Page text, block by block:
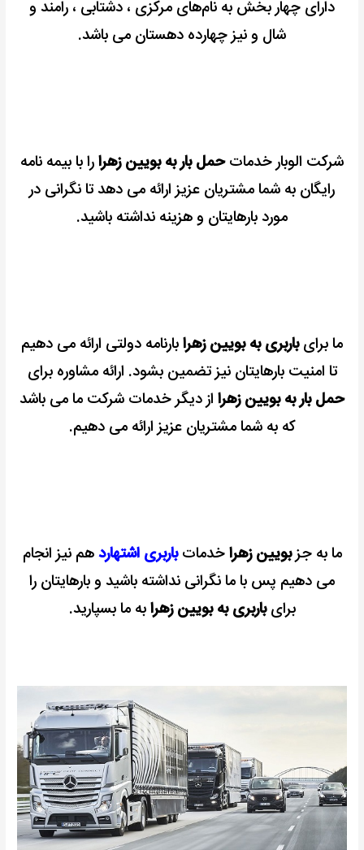
دارای چهار بخش به نام‌های مرکزی ، دشتابی ، رامند و
شال و نیز چهارده دهستان می باشد.
شرکت الوبار خدماتحمل بار به بویین زهرارا با بیمه نامه
رایگان به شما مشتریان عزیز ارائه می دهد تا نگرانی در
مورد بارهایتان و هزینه نداشته باشید.
ما برایباربری به بویین زهرابارنامه دولتی ارائه می دهیم
تا امنیت بارهایتان نیز تضمین بشود. ارائه مشاوره برای
حمل بار به بویین زهرا از دیگر خدمات شرکت ما می باشد
که به شما مشتریان عزیز ارائه می دهیم.
ما به جزبویین زهراخدماتباربری اشتهاردهم نیز انجام
می دهیم پس با ما نگرانی نداشته باشید و بارهایتان را
برایباربری به بویین زهرابه ما بسپارید.